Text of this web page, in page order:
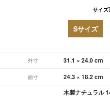
サイズ
Sサイズ
外寸 31.1 × 24.0 cm
画寸 24.3 × 18.2 cm
木製ナチュラル